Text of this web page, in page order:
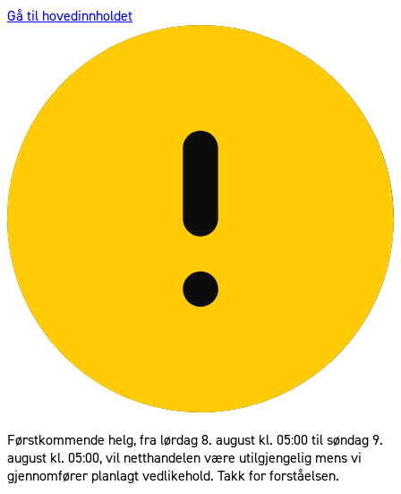
Gå til hovedinnholdet
Førstkommende helg, fra lørdag 8. august kl. 05:00 til søndag 9.
august kl. 05:00, vil netthandelen være utilgjengelig mens vi
gjennomfører planlagt vedlikehold. Takk for forståelsen.